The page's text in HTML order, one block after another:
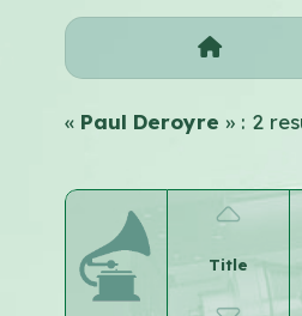
«Paul Deroyre » : 2
Title